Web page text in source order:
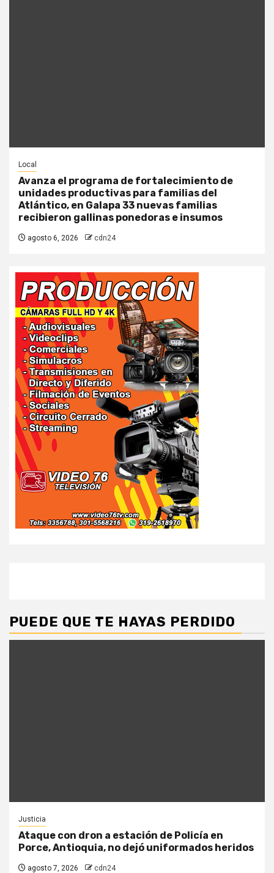
Local
Avanza el programa de fortalecimiento de
unidades productivas para familias del
Atlántico, en Galapa 33 nuevas familias
recibieron gallinas ponedoras e insumos
agosto 6, 2026 cdn24
PUEDE QUE TE HAYAS PERDIDO
Justicia
Ataque con dron a estación de Policía en
Porce, Antioquia, no dejó uniformados heridos
agosto 7, 2026 cdn24